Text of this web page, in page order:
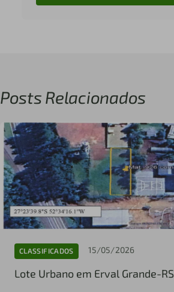
Posts Relacionados
CLASSIFICADOS 15/05/2026
Lote Urbano em Erval Grande-RS